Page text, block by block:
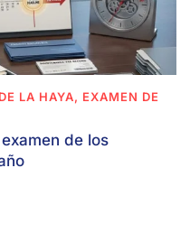
LA HAYA, EXAMEN DE
de los